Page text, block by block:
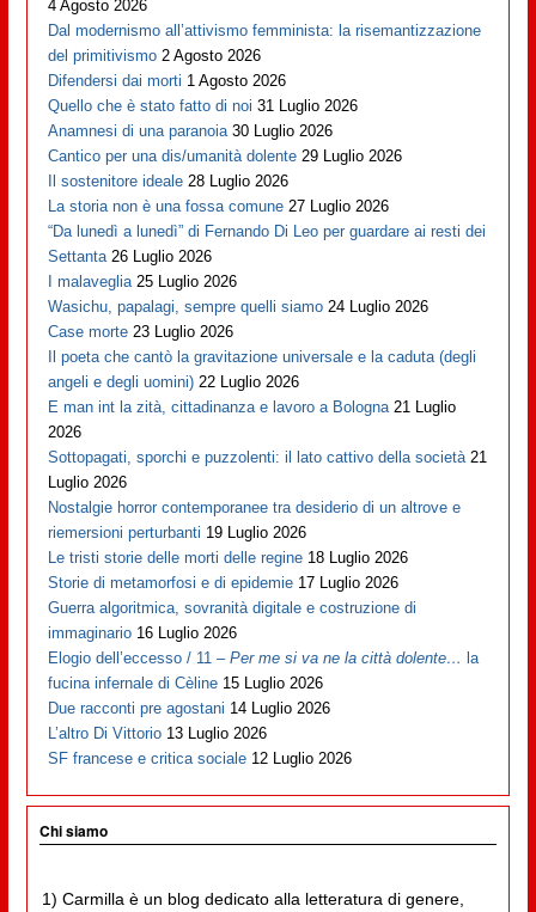
4 Agosto 2026
Dal modernismo all’attivismo femminista: la risemantizzazione
del primitivismo 2 Agosto 2026
Difendersi dai morti 1 Agosto 2026
Quello che è stato fatto di noi 31 Luglio 2026
Anamnesi di una paranoia 30 Luglio 2026
Cantico per una dis/umanità dolente 29 Luglio 2026
Il sostenitore ideale 28 Luglio 2026
La storia non è una fossa comune 27 Luglio 2026
“Da lunedì a lunedì” di Fernando Di Leo per guardare ai resti dei
Settanta 26 Luglio 2026
I malaveglia 25 Luglio 2026
Wasichu, papalagi, sempre quelli siamo 24 Luglio 2026
Case morte 23 Luglio 2026
Il poeta che cantò la gravitazione universale e la caduta (degli
angeli e degli uomini) 22 Luglio 2026
E man int la zità, cittadinanza e lavoro a Bologna 21 Luglio
2026
Sottopagati, sporchi e puzzolenti: il lato cattivo della società 21
Luglio 2026
Nostalgie horror contemporanee tra desiderio di un altrove e
riemersioni perturbanti 19 Luglio 2026
Le tristi storie delle morti delle regine 18 Luglio 2026
Storie di metamorfosi e di epidemie 17 Luglio 2026
Guerra algoritmica, sovranità digitale e costruzione di
immaginario 16 Luglio 2026
Elogio dell’eccesso / 11 –Per me si va ne la città dolente… la
fucina infernale di Cèline 15 Luglio 2026
Due racconti pre agostani 14 Luglio 2026
L’altro Di Vittorio 13 Luglio 2026
SF francese e critica sociale 12 Luglio 2026
Chi siamo
1) Carmilla è un blog dedicato alla letteratura di genere,